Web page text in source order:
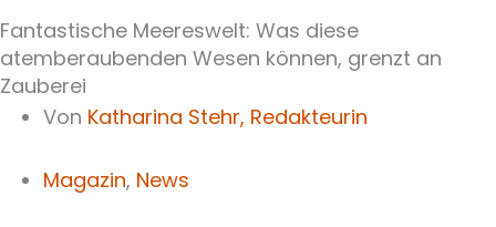
Fantastische Meereswelt: Was diese
atemberaubenden Wesen können, grenzt an
Zauberei
Von Katharina Stehr, Redakteurin
Magazin, News